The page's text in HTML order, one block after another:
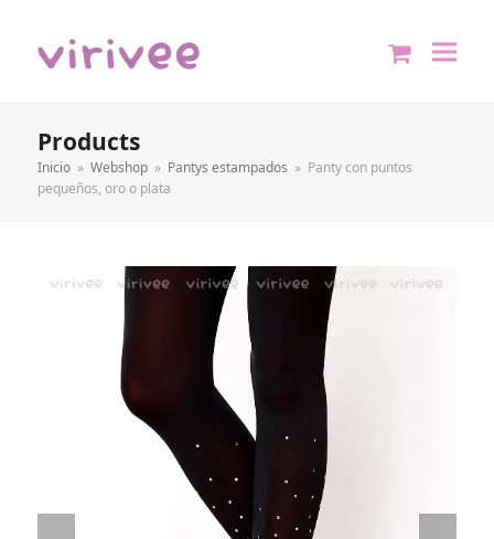
Products
Inicio » Webshop » Pantys estampados » Panty con puntos
pequeños, oro o plata